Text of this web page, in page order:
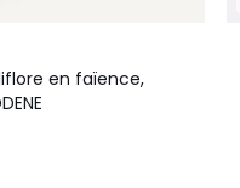
en faïence,